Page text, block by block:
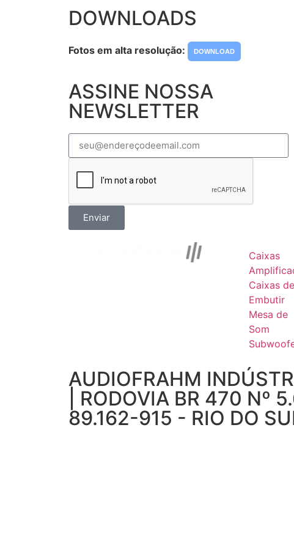
DOWNLOADS
Fotos em alta resolução: DOWNLOAD
ASSINE NOSSA
NEWSLETTER
Enviar
Caixas
Caixas de
Embutir
Mesa de
Som
AUDIOFRAHM
| RODOVIA BR 470 Nº
89.162-915 - RIO DO